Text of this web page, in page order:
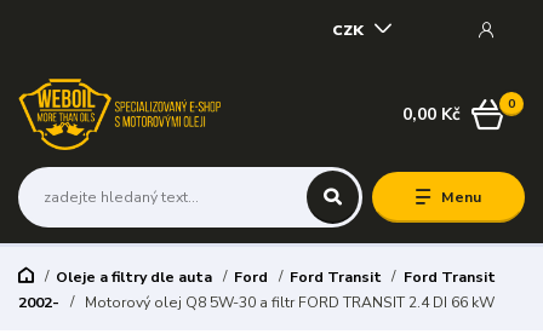
Menu
CZK
0
0,00 Kč
Oleje a filtry dle auta Ford Ford Transit
Ford Transit
2002-
Motorový olej Q8 5W-30 a filtr FORD TRANSIT 2.4 DI 66 kW